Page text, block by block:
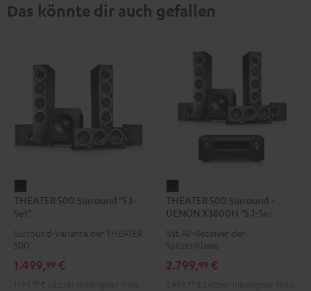
Das könnte dir auch gefallen
500
Surround
"5.1-
Schwarz
THEATER 500 Surround "5.1-
Set"
Surround-Variante der THEATER
500
1.499,99 €
500
Surround
+
X3800H
THEATER 500 Surround +
DENON X3800H "5.1-Set"
Mit AV-Receiver der
Spitzenklasse
2.799,99 €